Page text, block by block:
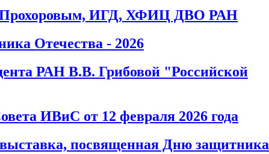
ИГД, ХФИЦ ДВО РАН
Отечества - 2026
РАН В.В. Грибовой "Российской
ИВиС от 12 февраля 2026 года
посвященная Дню защитника